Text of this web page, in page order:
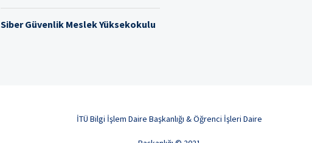
Siber Güvenlik Meslek Yüksekokulu
İTÜ Bilgi İşlem Daire Başkanlığı & Öğrenci İşleri Daire